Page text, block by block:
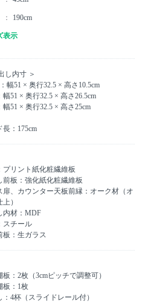
190cm
表示
し内寸 ＞
幅51 × 奥行32.5 × 高さ10.5cm
幅51 × 奥行32.5 × 高さ26.5cm
幅51 × 奥行32.5 × 高さ25cm
長：175cm
プリント紙化粧繊維板
前板：強化紙化粧繊維板
扉、カウンター天板前縁：オーク材（オ
）
内材：MDF
スチール
板：生ガラス
板：2枚（3cmピッチで調整可）
板：1枚
：4杯（スライドレール付）